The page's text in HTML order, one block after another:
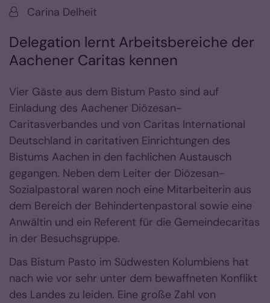
Von:Carina Delheit
Delegation lernt Arbeitsbereiche der
Aachener Caritas kennen
Vier Gäste aus dem Bistum Pasto sind auf
Einladung des Aachener Diözesan-
Caritasverbandes und von Caritas International
Deutschland in caritativen Einrichtungen des
Bistums Aachen in den fachlichen Austausch
gegangen. Neben dem Leiter der Diözesan-
Sozialpastoral waren noch eine Mitarbeiterin aus
dem Bereich der Behindertenpastoral sowie eine
Anwältin und ein Referent für die Gemeindecaritas
in der Besuchsgruppe.
Das Bistum Pasto im Südwesten Kolumbiens hat
nach wie vor sehr unter dem bewaffneten Konflikt
des Landes zu leiden. Eine große Zahl von